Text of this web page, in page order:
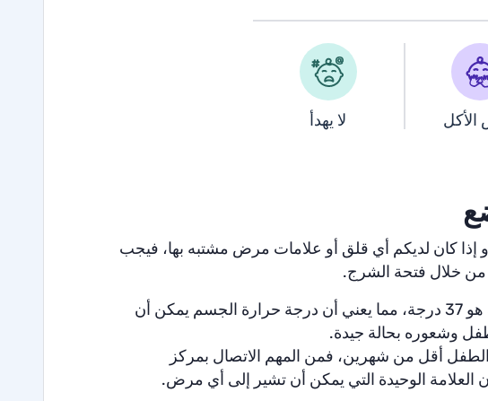
لا يهدأ
إذا كان لديكم أي قلق أو علامات مرض مشتبه بها، فيجب
من خلال فتحة الشرج.
متوسط ​​درجة حرارة الجسم الطبيعية هو 37 درجة، مما يعني أن درجة حرارة الجسم يمكن أن
وشعوره بحالة جيدة.
أقل من شهرين، فمن المهم الاتصال بمركز
العلامة الوحيدة التي يمكن أن تشير إلى أي مرض.